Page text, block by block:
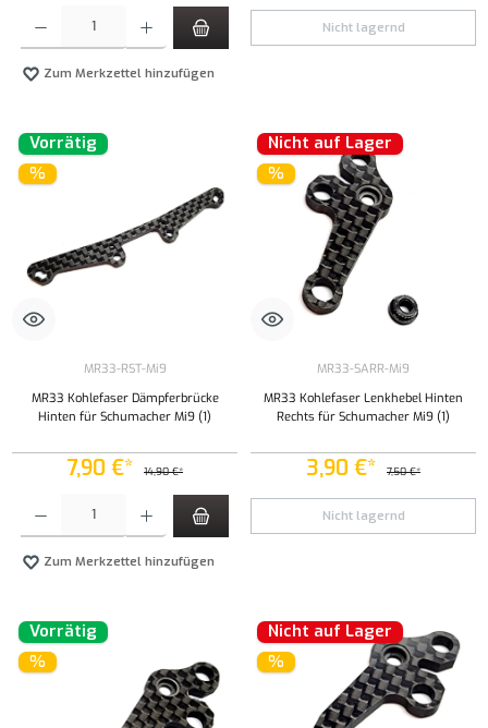
Produkt Anzahl: Gib den gewünschten Wert ein oder benutze die Schaltflächen um die
Zum Merkzettel hinzufügen
Nicht lagernd
Vorrätig
%
MR33-RST-Mi9
MR33 Kohlefaser Dämpferbrücke
Hinten für Schumacher Mi9 (1)
7,90 €* 14,90 €*
Produkt Anzahl: Gib den gewünschten Wert ein oder benutze die Schaltflächen um die
Zum Merkzettel hinzufügen
Nicht auf Lager
%
MR33-SARR-Mi9
MR33 Kohlefaser Lenkhebel Hinten
Rechts für Schumacher Mi9 (1)
3,90 €* 7,50 €*
Nicht lagernd
Vorrätig
%
Nicht auf Lager
%